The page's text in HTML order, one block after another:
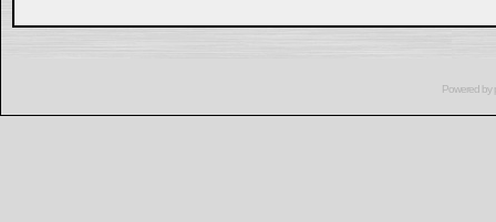
Powered by